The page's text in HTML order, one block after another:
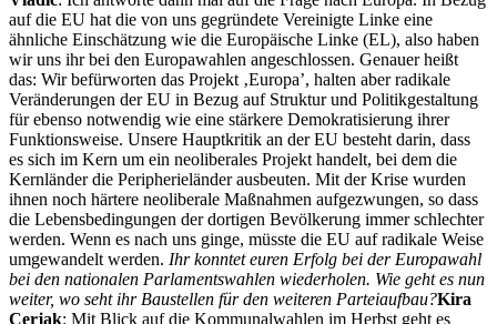
auf die EU hat die von uns gegründete Vereinigte Linke eine
ähnliche Einschätzung wie die Europäische Linke (EL), also haben
wir uns ihr bei den Europawahlen angeschlossen. Genauer heißt
das: Wir befürworten das Projekt ‚Europa’, halten aber radikale
Veränderungen der EU in Bezug auf Struktur und Politikgestaltung
für ebenso notwendig wie eine stärkere Demokratisierung ihrer
Funktionsweise. Unsere Hauptkritik an der EU besteht darin, dass
es sich im Kern um ein neoliberales Projekt handelt, bei dem die
Kernländer die Peripherieländer ausbeuten. Mit der Krise wurden
ihnen noch härtere neoliberale Maßnahmen aufgezwungen, so dass
die Lebensbedingungen der dortigen Bevölkerung immer schlechter
werden. Wenn es nach uns ginge, müsste die EU auf radikale Weise
umgewandelt werden. Ihr konntet euren Erfolg bei der Europawahl
bei den nationalen Parlamentswahlen wiederholen. Wie geht es nun
weiter, wo seht ihr Baustellen für den weiteren Parteiaufbau?Kira
Cerjak: Mit Blick auf die Kommunalwahlen im Herbst geht es